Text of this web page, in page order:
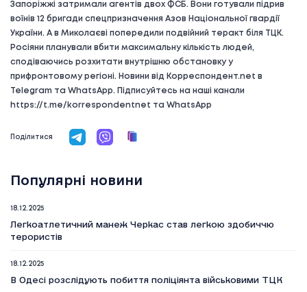
Запоріжжі затримали агентів двох ФСБ. Вони готували підрив
воїнів 12 бригади спецпризначення Азов Національної гвардії
України. А в Миколаєві попередили подвійний теракт біля ТЦК.
Росіяни планували вбити максимальну кількість людей,
сподіваючись розхитати внутрішню обстановку у
прифронтовому регіоні. Новини від Корреспондент.net в
Telegram та WhatsApp. Підписуйтесь на наші канали
https://t.me/korrespondentnet та WhatsApp
Поділитися
Популярні новини
18.12.2025
Легкоатлетичний манеж Черкас став легкою здобиччю
терористів
18.12.2025
В Одесі розслідують побиття поліціянта військовими ТЦК